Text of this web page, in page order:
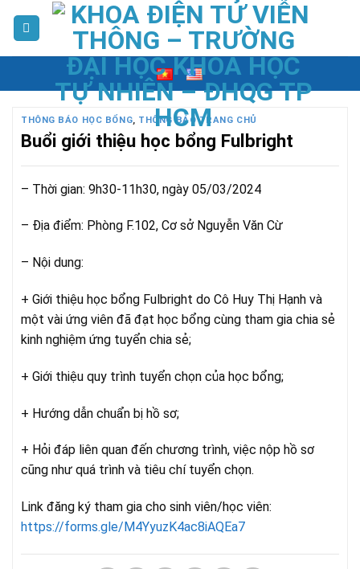
THÔNG BÁO HỌC BỔNG, THÔNG BÁO TRANG CHỦ
Buổi giới thiệu học bổng Fulbright
– Thời gian: 9h30‐11h30, ngày 05/03/2024
– Địa điểm: Phòng F.102, Cơ sở Nguyễn Văn Cừ
– Nội dung:
+ Giới thiệu học bổng Fulbright do Cô Huy Thị Hạnh và
một vài ứng viên đã đạt học bổng cùng tham gia chia sẻ
kinh nghiệm ứng tuyển chia sẻ;
+ Giới thiệu quy trình tuyển chọn của học bổng;
+ Hướng dẫn chuẩn bị hồ sơ;
+ Hỏi đáp liên quan đến chương trình, việc nộp hồ sơ
cũng như quá trình và tiêu chí tuyển chọn.
Link đăng ký tham gia cho sinh viên/học viên:
https://forms.gle/M4YyuzK4ac8iAQEa7